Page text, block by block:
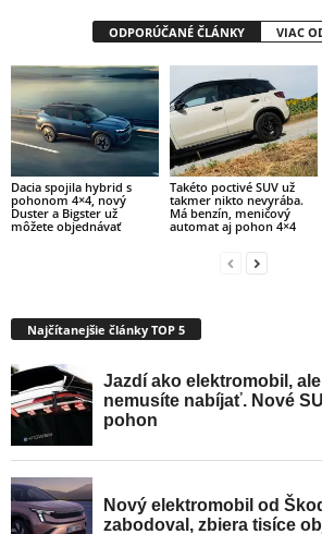
ODPORÚČANÉ ČLÁNKY VIAC
Dacia spojila hybrid s
pohonom 4×4, nový
Duster a Bigster už
môžete objednávať
Takéto poctivé SUV už
takmer nikto nevyrába.
Má benzín, meničový
automat aj pohon 4×4
Najčítanejšie články TOP 5